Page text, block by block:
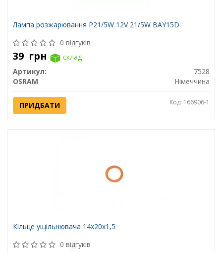
Лампа розжарювання P21/5W 12V 21/5W BAY15D
0 відгуків
39 грн
склад
Артикул:
7528
OSRAM
Німеччина
ПРИДБАТИ Код: 166906-1
Кільце ущільнювача 14x20x1,5
0 відгуків